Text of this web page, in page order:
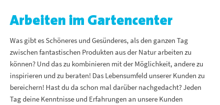
Arbeiten im Gartencenter
Was gibt es Schöneres und Gesünderes, als den ganzen Tag
zwischen fantastischen Produkten aus der Natur arbeiten zu
können? Und das zu kombinieren mit der Möglichkeit, andere zu
inspirieren und zu beraten! Das Lebensumfeld unserer Kunden zu
bereichern! Hast du da schon mal darüber nachgedacht? Jeden
Tag deine Kenntnisse und Erfahrungen an unsere Kunden